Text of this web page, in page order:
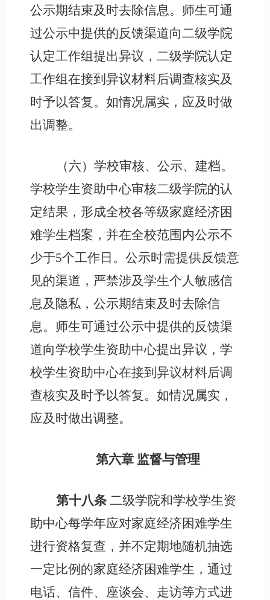
公示期结束及时去除信息。师生可通
过公示中提供的反馈渠道向二级学院
认定工作组提出异议，二级学院认定
工作组在接到异议材料后调查核实及
时予以答复。如情况属实，应及时做
出调整。
（六）学校审核、公示、建档。
学校学生资助中心审核二级学院的认
定结果，形成全校各等级家庭经济困
难学生档案，并在全校范围内公示不
少于5个工作日。公示时需提供反馈意
见的渠道，严禁涉及学生个人敏感信
息及隐私，公示期结束及时去除信
息。师生可通过公示中提供的反馈渠
道向学校学生资助中心提出异议，学
校学生资助中心在接到异议材料后调
查核实及时予以答复。如情况属实，
应及时做出调整。
第六章 监督与管理
第十八条 二级学院和学校学生资
助中心每学年应对家庭经济困难学生
进行资格复查，并不定期地随机抽选
一定比例的家庭经济困难学生，通过
电话、信件、座谈会、走访等方式进